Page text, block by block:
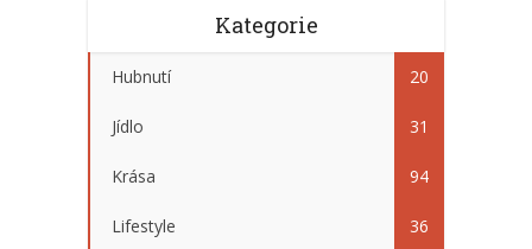
Kategorie
Hubnutí 20
Jídlo 31
Krása 94
Lifestyle 36